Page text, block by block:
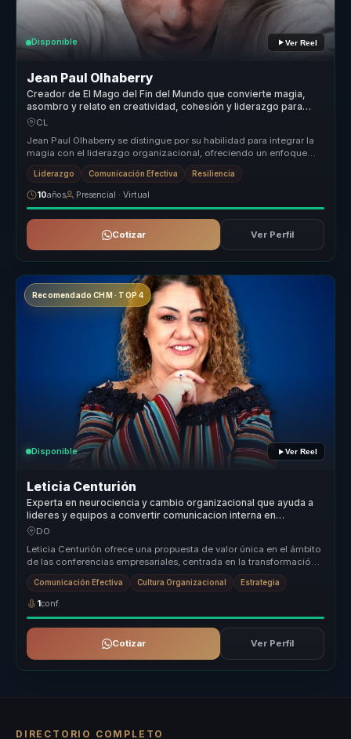
Disponible Ver Reel
Jean Paul Olhaberry
Creador de El Mago del Fin del Mundo que convierte magia,
asombro y relato en creatividad, cohesión y liderazgo para
equipos.
CL
Jean Paul Olhaberry se distingue por su habilidad para integrar la
magia con el liderazgo organizacional, ofreciendo un enfoque
único que...
Liderazgo Comunicación Efectiva Resiliencia
10años Presencial · Virtual
Cotizar Ver Perfil
Recomendado CHM · TOP 4
Disponible Ver Reel
Leticia Centurión
Experta en neurociencia y cambio organizacional que ayuda a
lideres y equipos a convertir comunicacion interna en
cohesion, criterio y ventaja competitiva.
DO
Leticia Centurión ofrece una propuesta de valor única en el ámbito
de las conferencias empresariales, centrada en la transformación
organ...
Comunicación Efectiva Cultura Organizacional Estrategia
1conf.
Cotizar Ver Perfil
DIRECTORIO COMPLETO